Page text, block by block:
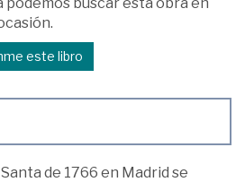
este libro
de 1766 en Madrid se